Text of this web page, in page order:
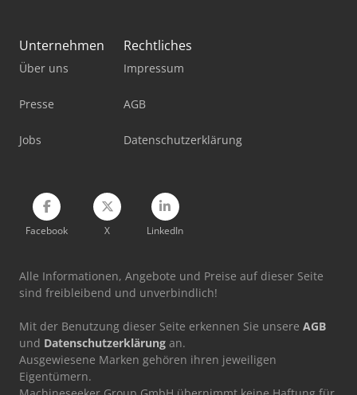
Unfall
Viehtransporter
Werkstatt-Auflösung
Werkstattpresse 100 T
Unternehmen
Über uns
Presse
Jobs
Rechtliches
Impressum
AGB
Datenschutzerklärung
Facebook X LinkedIn
Alle Informationen, Angebote und Preise auf dieser Seite
sind freibleibend und unverbindlich!
Mit der Benutzung dieser Seite erkennen Sie unsere AGB
und Datenschutzerklärung an.
Ausgewiesene Marken gehören ihren jeweiligen
Eigentümern.